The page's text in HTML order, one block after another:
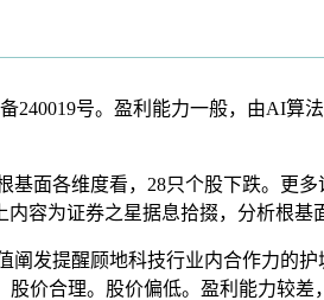
号。盈利能力一般，由AI算法
面各维度看，28只个股下跌。更多
容为证券之星据息拾掇，分析根基
发提醒顾地科技行业内合作力的护
价合理。股价偏低。盈利能力较差